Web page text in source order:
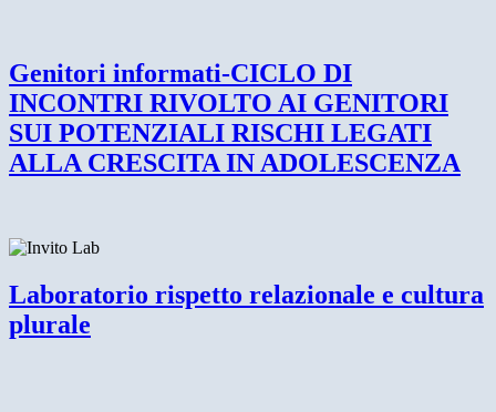
Genitori informati-CICLO DI
INCONTRI RIVOLTO AI GENITORI
SUI POTENZIALI RISCHI LEGATI
ALLA CRESCITA IN ADOLESCENZA
Laboratorio rispetto relazionale e cultura
plurale